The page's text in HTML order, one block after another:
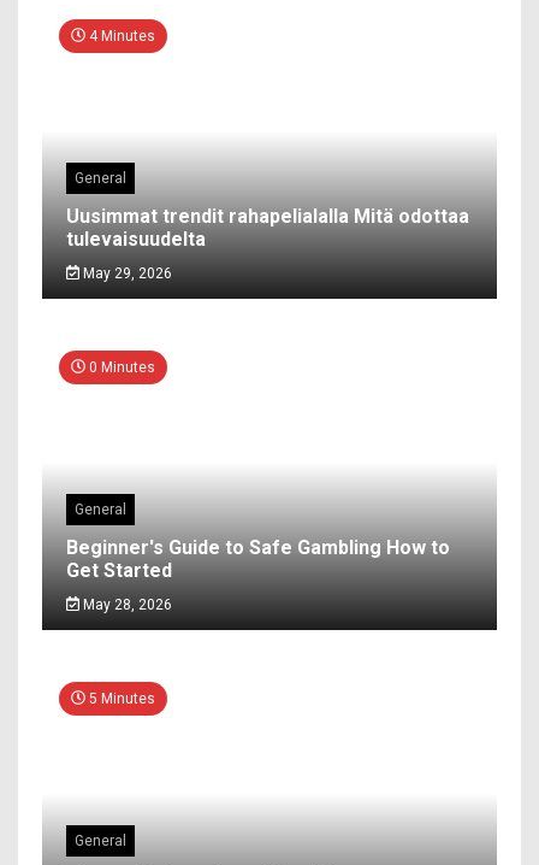
4 Minutes
General
Uusimmat trendit rahapelialalla Mitä odottaa
tulevaisuudelta
May 29, 2026
0 Minutes
General
Beginner's Guide to Safe Gambling How to
Get Started
May 28, 2026
5 Minutes
General